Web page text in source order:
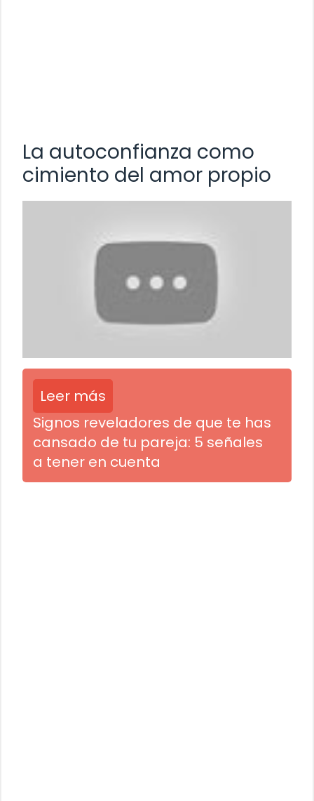
La autoconfianza como
cimiento del amor propio
Leer más
Signos reveladores de que te has
cansado de tu pareja: 5 señales
a tener en cuenta